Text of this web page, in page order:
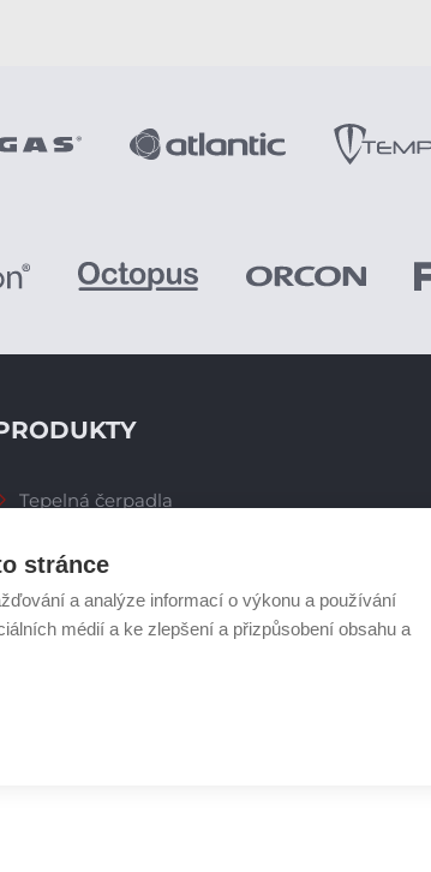
stránce
a analýze informací o výkonu a používání
médií a ke zlepšení a přizpůsobení obsahu a
Tepelná čerpadla
Zásobníky TV
Plynové kotle
Ostatní příslušenství